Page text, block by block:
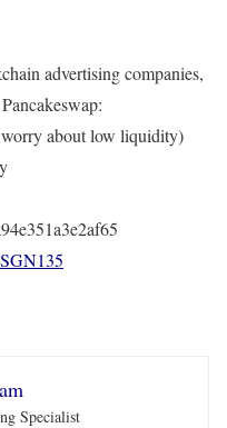
advertising companies,
about low liquidity)
Specialist